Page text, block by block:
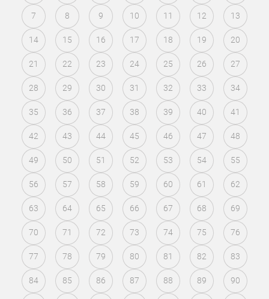
7 8 9 10 11 12 13
14 15 16 17 18 19 20
21 22 23 24 25 26 27
28 29 30 31 32 33 34
35 36 37 38 39 40 41
42 43 44 45 46 47 48
49 50 51 52 53 54 55
56 57 58 59 60 61 62
63 64 65 66 67 68 69
70 71 72 73 74 75 76
77 78 79 80 81 82 83
84 85 86 87 88 89 90